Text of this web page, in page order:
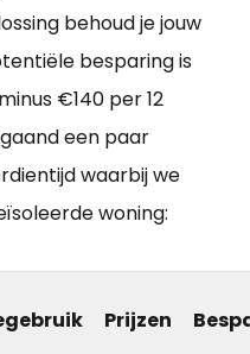
behoud je jouw
besparing is
€140 per 12
een paar
waarbij we
woning:
Prijzen